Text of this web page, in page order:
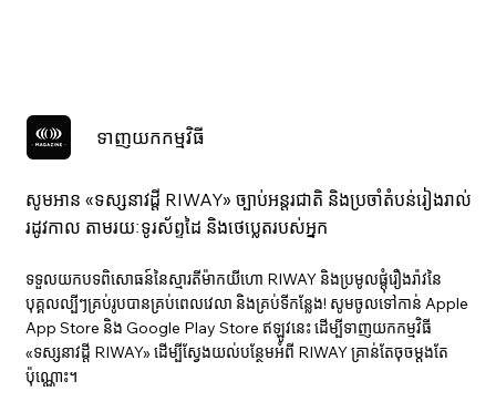
ទាញយកកម្មវិធី
សូមអាន «ទស្សនាវ​ដ្ដី RIWAY» ច្បាប់អន្តរជាតិ និងប្រចាំតំបន់រៀងរាល់
រដូវកាល តាមរយៈទូរស័ព្ទដៃ និងថេប្លេតរបស់អ្នក
ទទួលយកបទពិសោធន៍នៃស្មារតីម៉ាកយីហោ RIWAY និងប្រមូលផ្តុំរឿងរ៉ាវនៃ
បុគ្គលល្បីៗគ្រប់រូបបានគ្រប់ពេលវេលា និងគ្រប់ទីកន្លែង! សូមចូលទៅកាន់ Apple
App Store និង Google Play Store ឥឡូវនេះ ដើម្បីទាញយកកម្មវិធី
«ទស្សនាវ​ដ្ដី RIWAY» ដើម្បីស្វែងយល់បន្ថែមអំពី RIWAY គ្រាន់តែចុចម្តងតែ
ប៉ុណ្ណោះ។